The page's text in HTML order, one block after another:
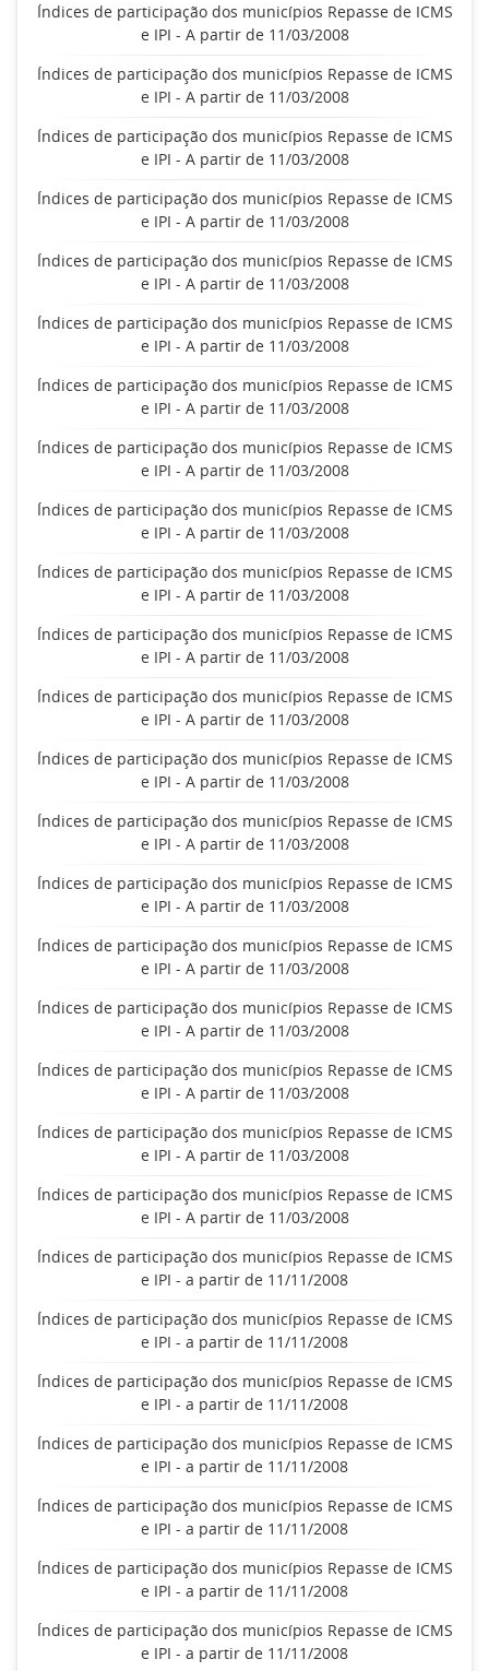
Índices de participação dos municípios Repasse de ICMS
e IPI - A partir de 11/03/2008
Índices de participação dos municípios Repasse de ICMS
e IPI - A partir de 11/03/2008
Índices de participação dos municípios Repasse de ICMS
e IPI - A partir de 11/03/2008
Índices de participação dos municípios Repasse de ICMS
e IPI - A partir de 11/03/2008
Índices de participação dos municípios Repasse de ICMS
e IPI - A partir de 11/03/2008
Índices de participação dos municípios Repasse de ICMS
e IPI - A partir de 11/03/2008
Índices de participação dos municípios Repasse de ICMS
e IPI - A partir de 11/03/2008
Índices de participação dos municípios Repasse de ICMS
e IPI - A partir de 11/03/2008
Índices de participação dos municípios Repasse de ICMS
e IPI - A partir de 11/03/2008
Índices de participação dos municípios Repasse de ICMS
e IPI - A partir de 11/03/2008
Índices de participação dos municípios Repasse de ICMS
e IPI - A partir de 11/03/2008
Índices de participação dos municípios Repasse de ICMS
e IPI - A partir de 11/03/2008
Índices de participação dos municípios Repasse de ICMS
e IPI - A partir de 11/03/2008
Índices de participação dos municípios Repasse de ICMS
e IPI - A partir de 11/03/2008
Índices de participação dos municípios Repasse de ICMS
e IPI - A partir de 11/03/2008
Índices de participação dos municípios Repasse de ICMS
e IPI - A partir de 11/03/2008
Índices de participação dos municípios Repasse de ICMS
e IPI - A partir de 11/03/2008
Índices de participação dos municípios Repasse de ICMS
e IPI - A partir de 11/03/2008
Índices de participação dos municípios Repasse de ICMS
e IPI - A partir de 11/03/2008
Índices de participação dos municípios Repasse de ICMS
e IPI - A partir de 11/03/2008
Índices de participação dos municípios Repasse de ICMS
e IPI - a partir de 11/11/2008
Índices de participação dos municípios Repasse de ICMS
e IPI - a partir de 11/11/2008
Índices de participação dos municípios Repasse de ICMS
e IPI - a partir de 11/11/2008
Índices de participação dos municípios Repasse de ICMS
e IPI - a partir de 11/11/2008
Índices de participação dos municípios Repasse de ICMS
e IPI - a partir de 11/11/2008
Índices de participação dos municípios Repasse de ICMS
e IPI - a partir de 11/11/2008
Índices de participação dos municípios Repasse de ICMS
e IPI - a partir de 11/11/2008